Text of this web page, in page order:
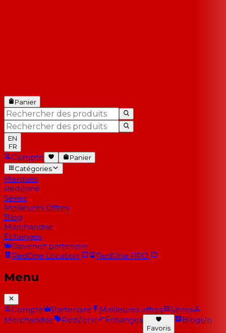
Panier
EN
FR
Compte
Panier
Catégories
Marques
RedZone
Séries
Meilleures Offres
Blog
Marchandise
Échanges
Devenez partenaire
RedOne Location RedOne PRO
Menu
Compte Partenaire Meilleures offres
Séries
Merchandise
RedZone Échanges
Favoris
BlogUn